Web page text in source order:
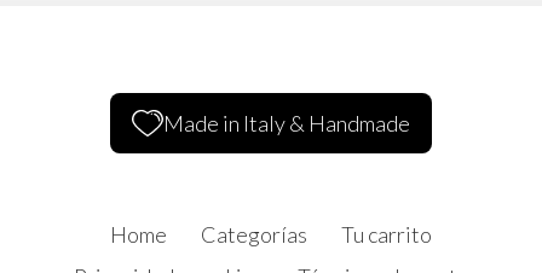
Made in Italy & Handmade
Home Categorías
Tu carrito